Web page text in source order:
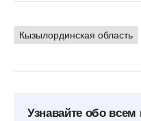
Кызылординская область
Узнавайте обо